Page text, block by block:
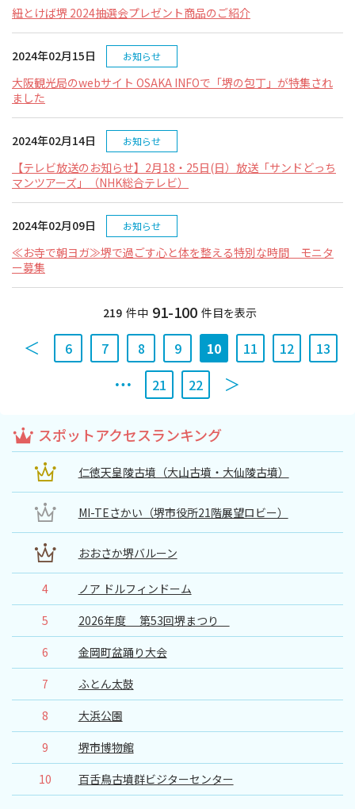
特集
開花情報
スポーツ施設
NEWS
お問い合わせ
堺ナビ
ようこそ堺へ！
地図から探す
観光パンフレット
堺おもてなしチケット
お役立ち情報紹介
堺観光タクシー
交通・アクセス
堺観光コンベンション協会について
協会について
協会からのお知らせ
紐とけば堺 2024抽選会プレゼント商品のご紹介
2024年02月15日 お知らせ
大阪観光局のwebサイト OSAKA INFOで「堺の包丁」が特集され
ました
2024年02月14日 お知らせ
【テレビ放送のお知らせ】2月18・25日(日）放送「サンドどっち
マンツアーズ」（NHK総合テレビ）
2024年02月09日 お知らせ
≪お寺で朝ヨガ≫堺で過ごす心と体を整える特別な時間 モニタ
ー募集
219 件中 91-100 件目を表示
6 7 8 9 10 11 12
13
21
22
スポットアクセスランキング
仁徳天皇陵古墳（大山古墳・大仙陵古墳）
MI-TEさかい（堺市役所21階展望ロビー）
おおさか堺バルーン
4
ノア ドルフィンドーム
5
2026年度 第53回堺まつり
6
金岡町盆踊り大会
7
ふとん太鼓
8
大浜公園
9
堺市博物館
10
百舌鳥古墳群ビジターセンター